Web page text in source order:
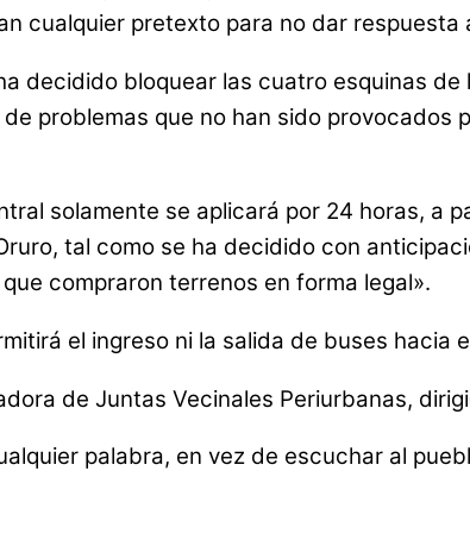
cualquier pretexto para no dar respuesta
decidido bloquear las cuatro esquinas
problemas que no han sido provocados
solamente se aplicará por 24 horas, a
tal como se ha decidido con
compraron terrenos en forma legal».
el ingreso ni la salida de buses
de Juntas Vecinales Periurbanas,
palabra, en vez de escuchar al